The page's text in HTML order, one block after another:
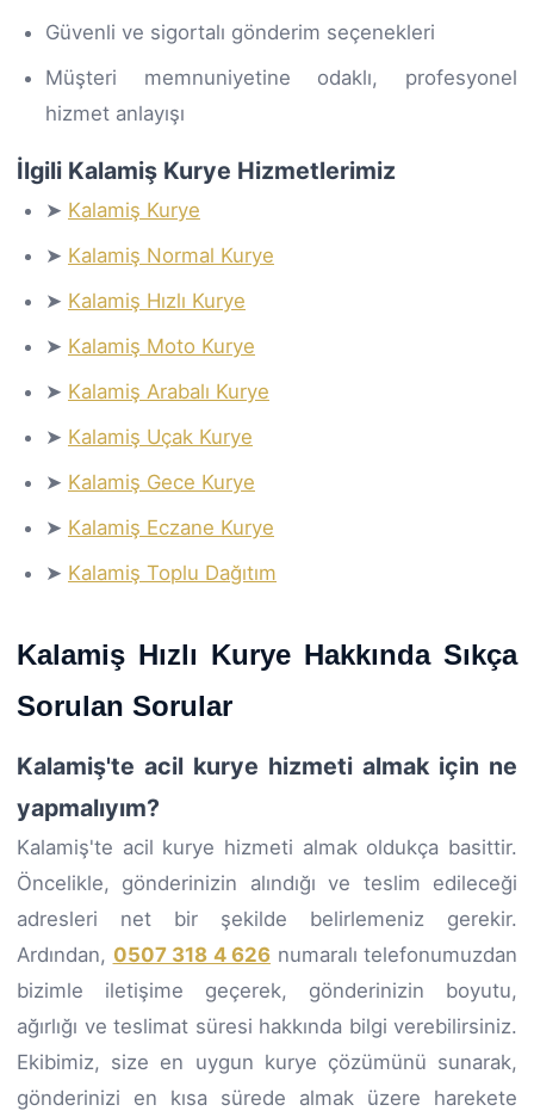
Güvenli ve sigortalı gönderim seçenekleri
Müşteri memnuniyetine odaklı, profesyonel
hizmet anlayışı
İlgili Kalamiş Kurye Hizmetlerimiz
➤ Kalamiş Kurye
➤ Kalamiş Normal Kurye
➤ Kalamiş Hızlı Kurye
➤ Kalamiş Moto Kurye
➤ Kalamiş Arabalı Kurye
➤ Kalamiş Uçak Kurye
➤ Kalamiş Gece Kurye
➤ Kalamiş Eczane Kurye
➤ Kalamiş Toplu Dağıtım
Kalamiş Hızlı Kurye Hakkında Sıkça
Sorulan Sorular
Kalamiş'te acil kurye hizmeti almak için ne
yapmalıyım?
Kalamiş'te acil kurye hizmeti almak oldukça basittir.
Öncelikle, gönderinizin alındığı ve teslim edileceği
adresleri net bir şekilde belirlemeniz gerekir.
Ardından, 0507 318 4 626 numaralı telefonumuzdan
bizimle iletişime geçerek, gönderinizin boyutu,
ağırlığı ve teslimat süresi hakkında bilgi verebilirsiniz.
Ekibimiz, size en uygun kurye çözümünü sunarak,
gönderinizi en kısa sürede almak üzere harekete